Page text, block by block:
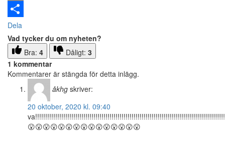
Email
Dela
Vad tycker du om nyheten?
Bra: 4 Dåligt: 3
1 kommentar
Kommentarer är stängda för detta inlägg.
åkhg skriver:
20 oktober, 2020 kl. 09:40
😮😮😮😮😮😮😮😮😮😮😮😮😮😮😮